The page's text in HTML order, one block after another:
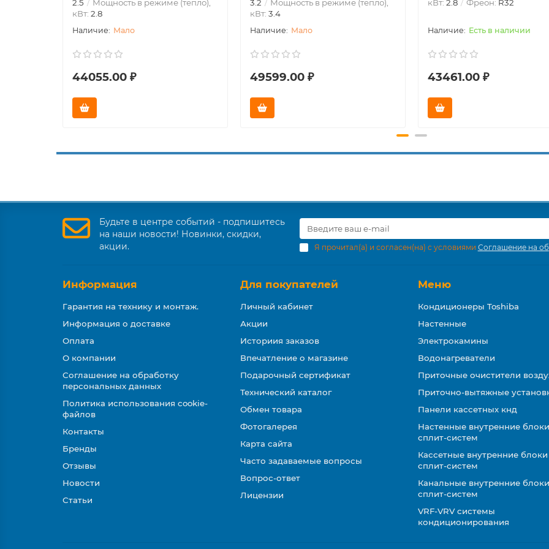
2.5
Мощность в режиме (тепло),
кВт: 2.8
Мало
44055.00 ₽
3.2
Мощность в режиме (тепло),
кВт: 3.4
Мало
49599.00 ₽
кВт: 2.8 Фреон: R32
Есть в наличии
43461.00 ₽
Будьте в центре событий - подпишитесь
на наши новости! Новинки, скидки,
акции.
Я прочитал(а) и согласен(на) с условиями Соглашение на
Информация
Гарантия на технику и монтаж.
Информация о доставке
Оплата
О компании
Соглашение на обработку
персональных данных
Политика использования cookie-
файлов
Контакты
Бренды
Отзывы
Новости
Статьи
Для покупателей
Личный кабинет
Акции
Историия заказов
Впечатление о магазине
Подарочный сертификат
Технический каталог
Обмен товара
Фотогалерея
Карта сайта
Часто задаваемые вопросы
Вопрос-ответ
Лицензии
Меню
Кондиционеры Toshiba
Настенные
Электрокамины
Водонагреватели
Приточные очистители
Приточно-вытяжные
Панели кассетных кнд
Настенные внутренние
сплит-систем
Кассетные внутренние
сплит-систем
Канальные внутренние
сплит-систем
VRF-VRV системы
кондиционирования